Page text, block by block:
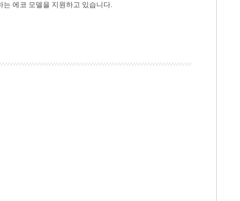
에코 모델을 지원하고 있습니다.